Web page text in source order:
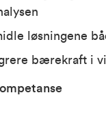
løsningene
bærekraft i